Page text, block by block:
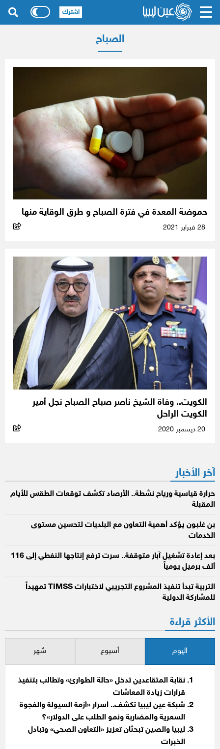
الصباح
حموضة المعدة في فترة الصباح و طرق الوقاية منها
الكويت.. وفاة الشيخ ناصر صباح الصباح نجل أمير
الكويت الراحل
آخر الأخبار
حرارة قياسية ورياح نشطة.. الأرصاد تكشف توقعات الطقس للأيام
المقبلة
بن غلبون يؤكد أهمية التعاون مع البلديات لتحسين مستوى
الخدمات
بعد إعادة تشغيل آبار متوقفة.. سرت ترفع إنتاجها النفطي إلى 116
ألف برميل يومياً
التربية تبدأ تنفيذ المشروع التجريبي لاختبارات TIMSS تمهيداً
للمشاركة الدولية
الأكثر قراءة
اليوم أسبوع شهر
نقابة المتقاعدين تدخل «حالة الطوارئ» وتطالب بتنفيذ
قرارات زيادة المعاشات
شبكة عين ليبيا تكشف.. أسرار «أزمة السيولة والفجوة
السعرية والمضاربة ونمو الطلب على الدولار»؟
ليبيا والصين تبحثان تعزيز «التعاون الصحي» وتبادل
الخبرات
اشترك